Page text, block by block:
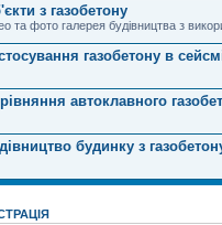
з газобетону
та фото галерея будівництва з
газобетону в
автоклавного
будинку з